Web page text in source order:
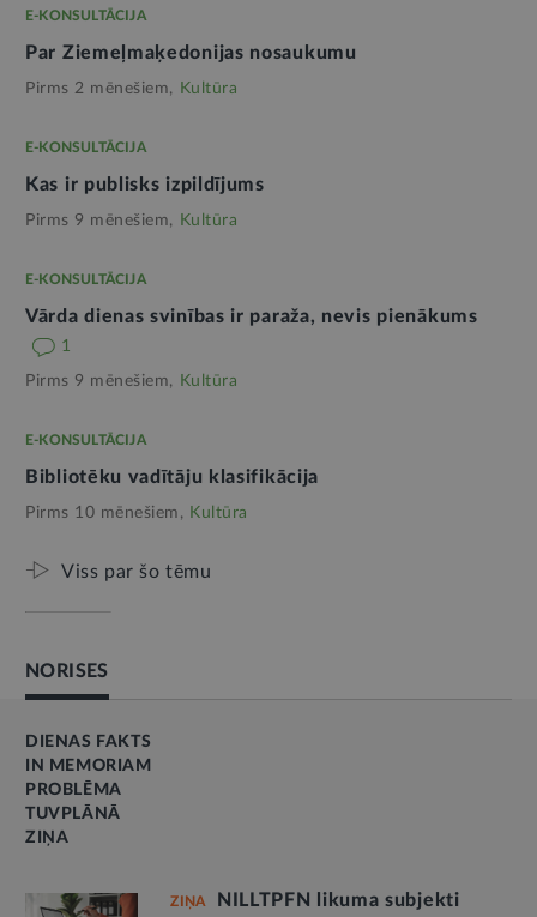
E-KONSULTĀCIJA
Par Ziemeļmaķedonijas nosaukumu
Pirms 2 mēnešiem, Kultūra
E-KONSULTĀCIJA
Kas ir publisks izpildījums
Pirms 9 mēnešiem, Kultūra
E-KONSULTĀCIJA
Vārda dienas svinības ir paraža, nevis pienākums
1
Pirms 9 mēnešiem, Kultūra
E-KONSULTĀCIJA
Bibliotēku vadītāju klasifikācija
Pirms 10 mēnešiem, Kultūra
Viss par šo tēmu
NORISES
DIENAS FAKTS
IN MEMORIAM
PROBLĒMA
TUVPLĀNĀ
ZIŅA
ZIŅA NILLTPFN likuma subjekti